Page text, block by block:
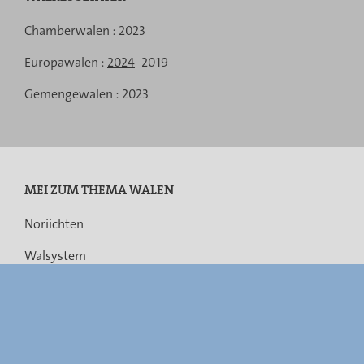
Menu
de
navigation
Chamberwalen : 2023
Europawalen : 2024 2019
Gemengewalen : 2023
MEI ZUM THEMA WALEN
Noriichten
Walsystem